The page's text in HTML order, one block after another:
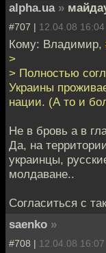
alpha.ua »
#707 | 12.04.08 16:04
Кому: Владимир,
>
> Полностью
Украины
нации. (А то и
Не в бровь а в
Да, на
украинцы,
молдаване..
Согласиться с
saenko »
#708 | 12.04.08 16:07